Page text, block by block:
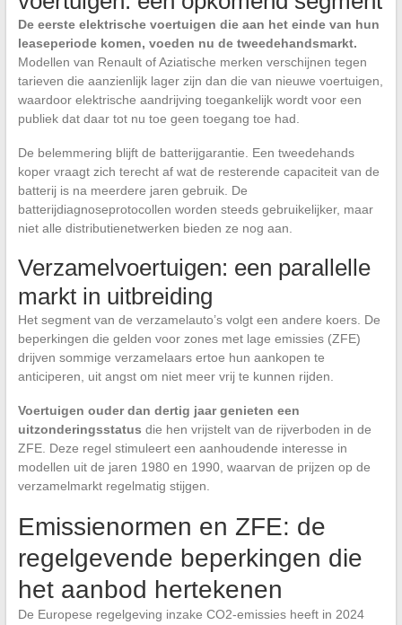
De eerste elektrische voertuigen die aan het einde van hun
leaseperiode komen, voeden nu de tweedehandsmarkt.
Modellen van Renault of Aziatische merken verschijnen tegen
tarieven die aanzienlijk lager zijn dan die van nieuwe voertuigen,
waardoor elektrische aandrijving toegankelijk wordt voor een
publiek dat daar tot nu toe geen toegang toe had.
De belemmering blijft de batterijgarantie. Een tweedehands
koper vraagt zich terecht af wat de resterende capaciteit van de
batterij is na meerdere jaren gebruik. De
batterijdiagnoseprotocollen worden steeds gebruikelijker, maar
niet alle distributienetwerken bieden ze nog aan.
Verzamelvoertuigen: een parallelle
markt in uitbreiding
Het segment van de verzamelauto’s volgt een andere koers. De
beperkingen die gelden voor zones met lage emissies (ZFE)
drijven sommige verzamelaars ertoe hun aankopen te
anticiperen, uit angst om niet meer vrij te kunnen rijden.
Voertuigen ouder dan dertig jaar genieten een
uitzonderingsstatus die hen vrijstelt van de rijverboden in de
ZFE. Deze regel stimuleert een aanhoudende interesse in
modellen uit de jaren 1980 en 1990, waarvan de prijzen op de
verzamelmarkt regelmatig stijgen.
Emissienormen en ZFE: de
regelgevende beperkingen die
het aanbod hertekenen
De Europese regelgeving inzake CO2-emissies heeft in 2024